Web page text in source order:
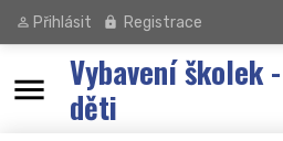
Přihlásit Registrace
menu
Vybavení školek
děti